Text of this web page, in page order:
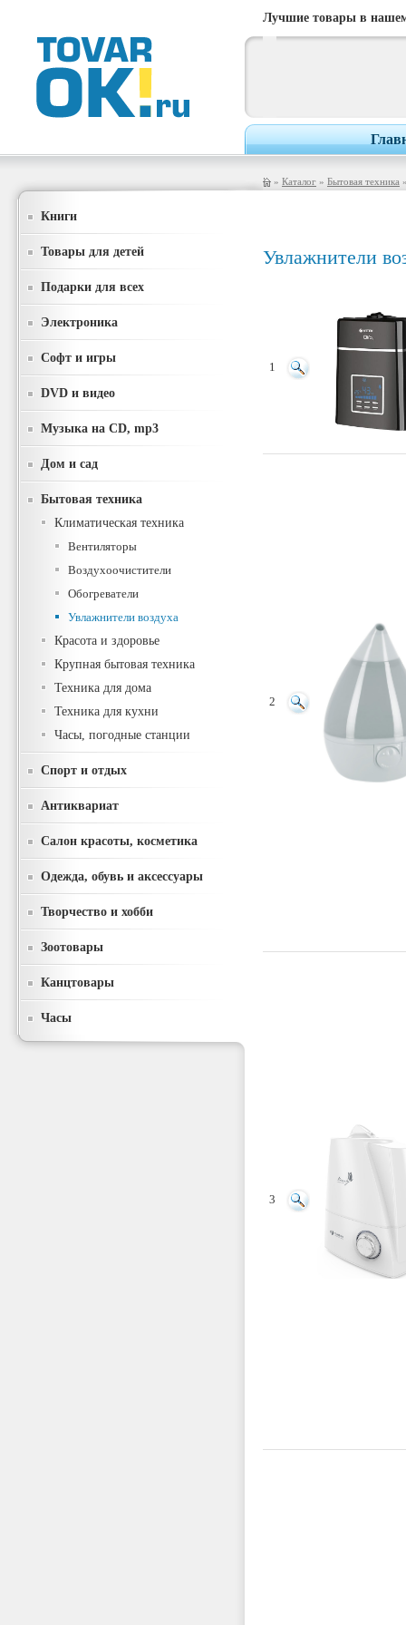
Лучшие товары в
» Каталог » Бытовая техника
Книги
Товары для детей
Подарки для всех
Электроника
Софт и игры
DVD и видео
Музыка на CD, mp3
Дом и сад
Бытовая техника
Климатическая техника
Вентиляторы
Воздухоочистители
Обогреватели
Увлажнители воздуха
Красота и здоровье
Крупная бытовая техника
Техника для дома
Техника для кухни
Часы, погодные станции
Спорт и отдых
Антиквариат
Салон красоты, косметика
Одежда, обувь и аксессуары
Творчество и хобби
Зоотовары
Канцтовары
Часы
Увлажнители
1
2
3